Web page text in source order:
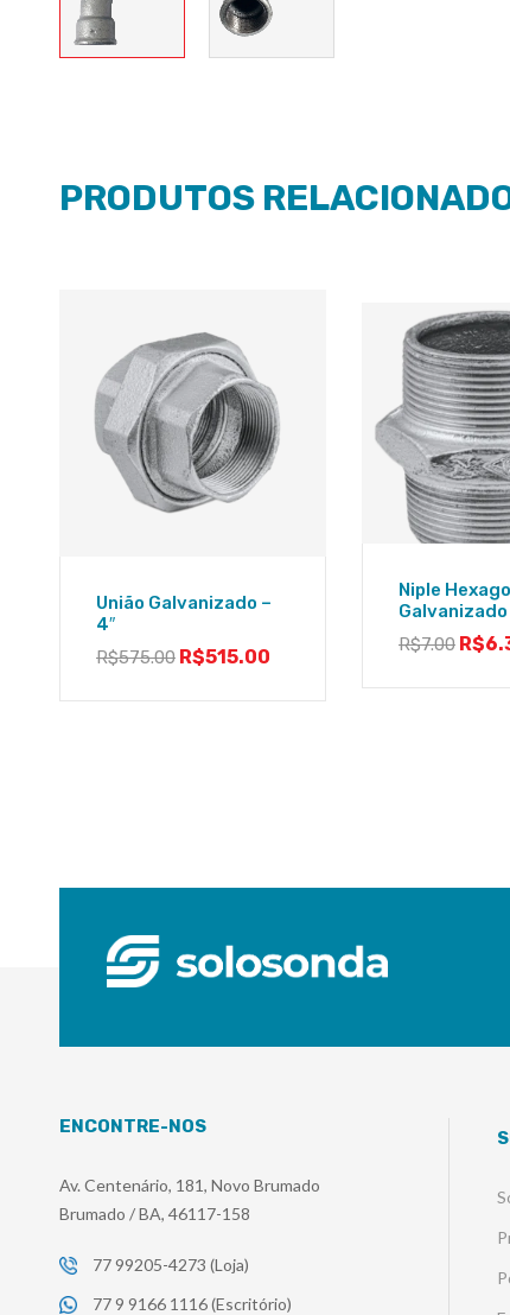
PRODUTOS
União Galvanizado –
4″
R$575.00 R$515.00
Niple
Galvanizado
R$7.00 R$
ENCONTRE-NOS
Av. Centenário, 181, Novo Brumado
Brumado / BA, 46117-158
77 99205-4273 (Loja)
77 9 9166 1116 (Escritório)